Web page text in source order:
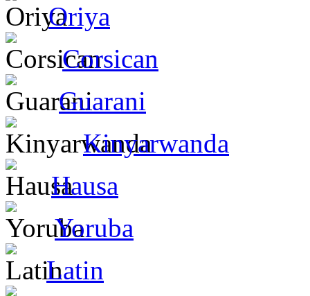
Oriya
Corsican
Guarani
Kinyarwanda
Hausa
Yoruba
Latin